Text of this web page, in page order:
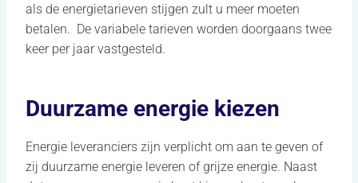
als de energietarieven stijgen zult u meer moeten
betalen. De variabele tarieven worden doorgaans twee
keer per jaar vastgesteld.
Duurzame energie kiezen
Energie leveranciers zijn verplicht om aan te geven of
zij duurzame energie leveren of grijze energie. Naast